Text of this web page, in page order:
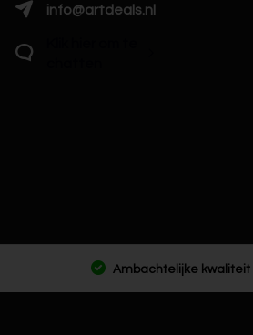
info@artdeals.nl
Ambachtelijke kwaliteit